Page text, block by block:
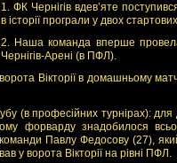
1. ФК Чернігів вдев’яте
в історії програли у двох
2. Наша команда вперше
Чернігів-Арені (в ПФЛ).
Вікторії в домашньому
(в професійних турнірах): для
форварду знадобилося
Павлу Федосову (27),
у ворота Вікторії на рівні ПФЛ.